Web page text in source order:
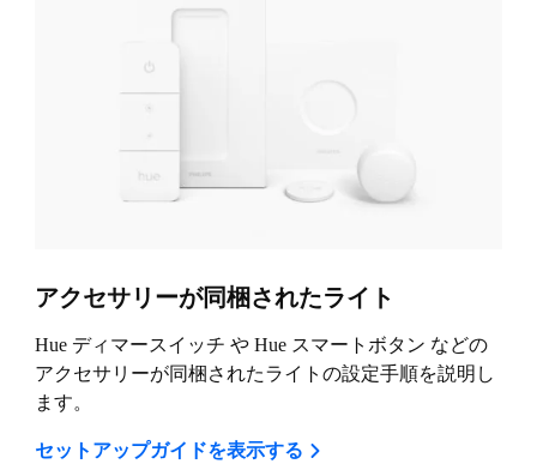
アクセサリーが同梱されたライト
Hue ディマースイッチ や Hue スマートボタン などの
アクセサリーが同梱されたライトの設定手順を説明し
ます。
セットアップガイドを表示する